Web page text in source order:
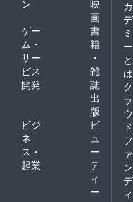
ン
映
画
ゲー
ム・
サー
ビス
開発
書
籍
・
雑
誌
出
版
ビジ
ネ
ス・
起業
ビ
ュ
ー
テ
ィ
ー
カ
デ
ミ
ー
と
は
ク
ラ
ウ
ド
フ
ァ
ン
デ
ィ